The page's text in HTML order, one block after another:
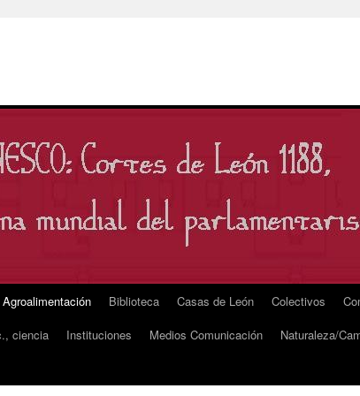
Agroalimentación Biblioteca Casas de León Colectivos
ciencia Instituciones Medios Comunicación Naturaleza/